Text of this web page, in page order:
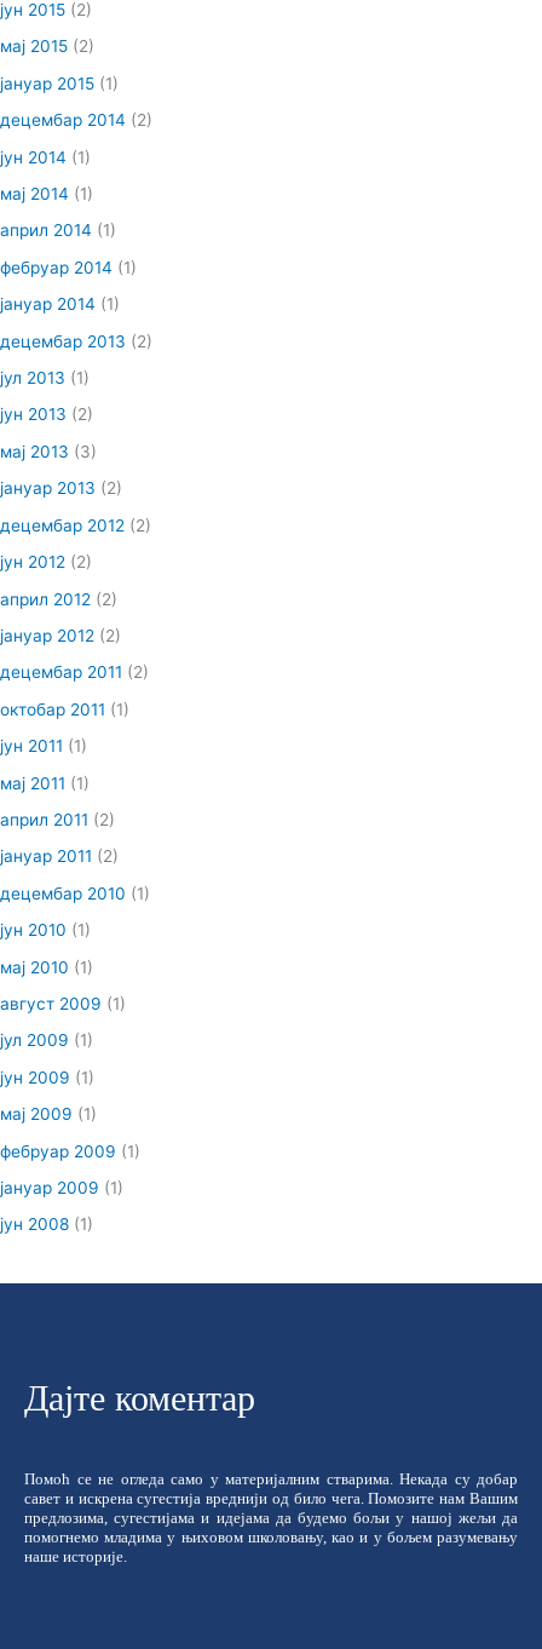
јун 2015 (2)
мај 2015 (2)
јануар 2015 (1)
децембар 2014 (2)
јун 2014 (1)
мај 2014 (1)
април 2014 (1)
фебруар 2014 (1)
јануар 2014 (1)
децембар 2013 (2)
јул 2013 (1)
јун 2013 (2)
мај 2013 (3)
јануар 2013 (2)
децембар 2012 (2)
јун 2012 (2)
април 2012 (2)
јануар 2012 (2)
децембар 2011 (2)
октобар 2011 (1)
јун 2011 (1)
мај 2011 (1)
април 2011 (2)
јануар 2011 (2)
децембар 2010 (1)
јун 2010 (1)
мај 2010 (1)
август 2009 (1)
јул 2009 (1)
јун 2009 (1)
мај 2009 (1)
фебруар 2009 (1)
јануар 2009 (1)
јун 2008 (1)
Дајте коментар
Помоћ се не огледа само у материјалним стварима. Некада су добар
савет и искрена сугестија вреднији од било чега. Помозите нам Вашим
предлозима, сугестијама и идејама да будемо бољи у нашој жељи да
помогнемо младима у њиховом школовању, као и у бољем разумевању
наше историје.